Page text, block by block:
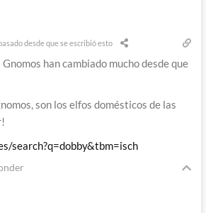
desde que se escribió esto
han cambiado mucho desde que
son los elfos domésticos de las
search?q=dobby&tbm=isch